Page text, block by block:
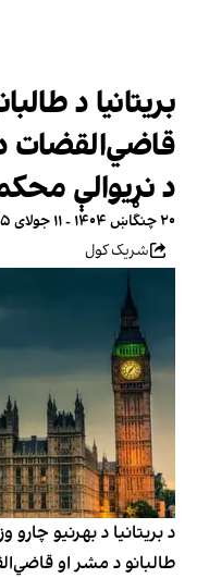
بریتانیا د
قاضي‌القضات د
د نړیوالې
۲۰ چنگاښ ۱۴۰۴ - ۱۱ جولای ۲۰۲۵، ۱۰:۵۱ GMT+۱
شریک کول
د بریتانیا د بهرنیو
طالبانو د مشر او